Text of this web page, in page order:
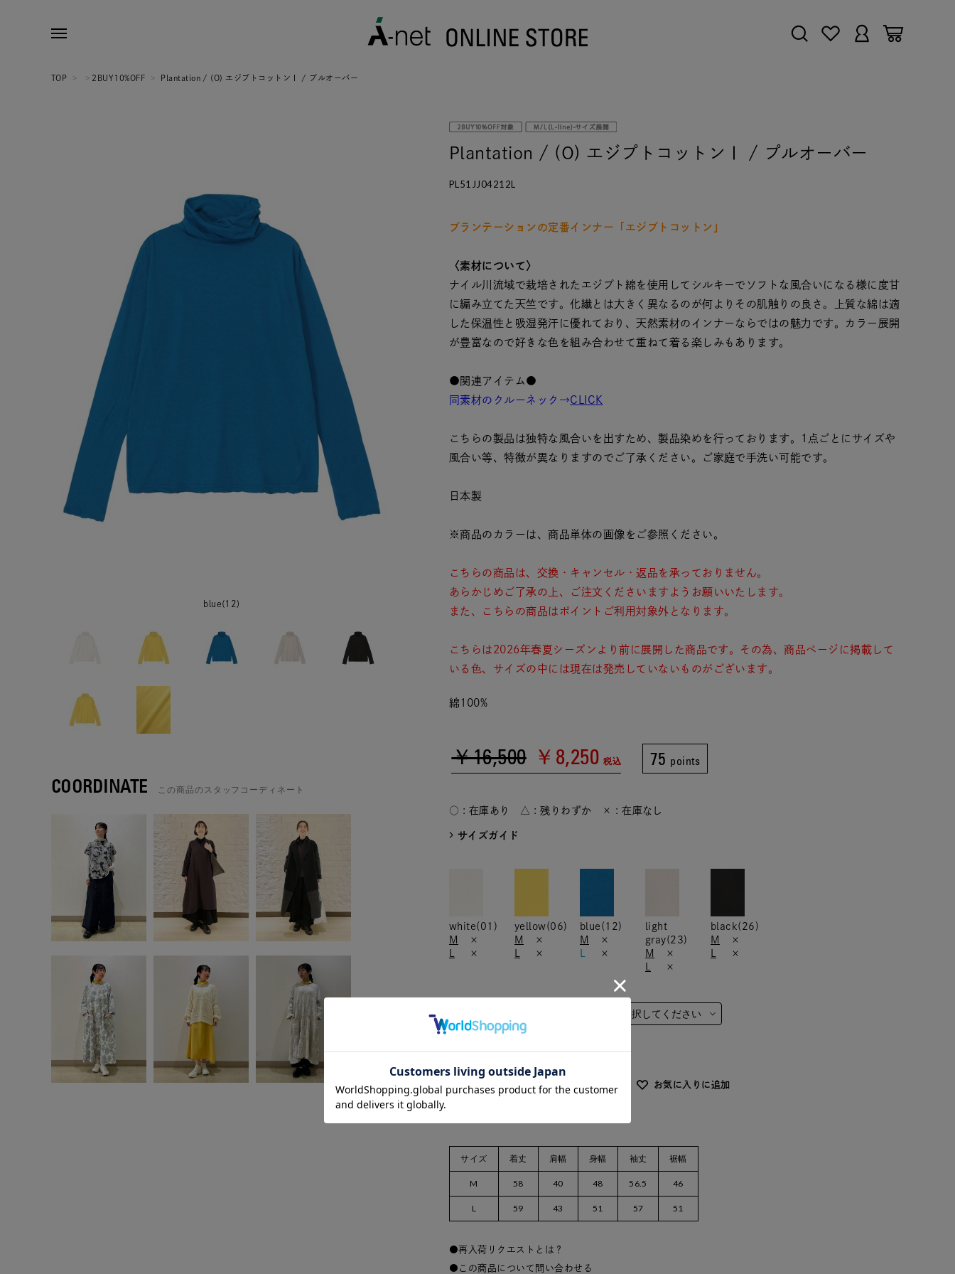
TOP > > 2BUY10%OFF > Plantation / (O) エジプトコットンⅠ / プルオーバー
blue(12)
COORDINATE この商品のスタッフコーディネート
Plantation / (O) エジプトコットンⅠ / プルオーバー
PL51JJ04212L
プランテーションの定番インナー「エジプトコットン」
〈素材について〉
ナイル川流域で栽培されたエジプト綿を使用してシルキーでソフトな風合いになる様に度甘
に編み立てた天竺です。化繊とは大きく異なるのが何よりその肌触りの良さ。上質な綿は適
した保温性と吸湿発汗に優れており、天然素材のインナーならではの魅力です。カラー展開
が豊富なので好きな色を組み合わせて重ねて着る楽しみもあります。
●関連アイテム●
同素材のクルーネック→CLICK
こちらの製品は独特な風合いを出すため、製品染めを行っております。1点ごとにサイズや
風合い等、特徴が異なりますのでご了承ください。ご家庭で手洗い可能です。
日本製
※商品のカラーは、商品単体の画像をご参照ください。
こちらの商品は、交換・キャンセル・返品を承っておりません。
あらかじめご了承の上、ご注文くださいますようお願いいたします。
また、こちらの商品はポイントご利用対象外となります。
こちらは2026年春夏シーズンより前に展開した商品です。その為、商品ページに掲載して
いる色、サイズの中には現在は発売していないものがございます。
綿100%
￥16,500 ￥8,250 税込 75 points
○ : 在庫あり △ : 残りわずか × : 在庫なし
サイズガイド
white(01)
M
×
×
yellow(06)
M
×
×
blue(12)
M
×
×
light
gray(23)
M
×
×
black(26)
M
×
×
在庫がありません
お気に入りに追加
サイズ 着丈 肩幅 身幅 袖丈 裾幅
M 58 40 48 56.5 46
L 59 43 51 57 51
再入荷リクエストとは？
この商品について問い合わせる